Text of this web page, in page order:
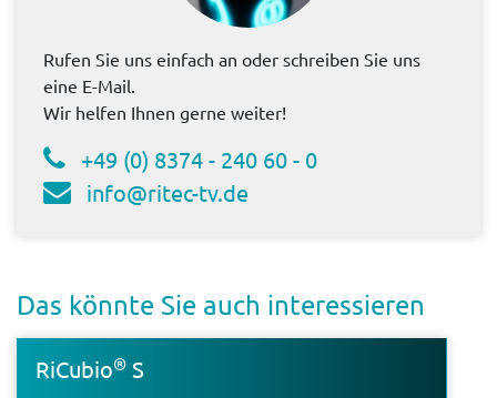
Rufen Sie uns einfach an oder schreiben Sie uns
eine E-Mail.
Wir helfen Ihnen gerne weiter!
+49 (0) 8374 - 240 60 - 0
info@ritec-tv.de
Das könnte Sie auch inter­es­sieren
RiCubio® S